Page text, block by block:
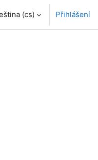
‎(cs)‎ Přihlášení